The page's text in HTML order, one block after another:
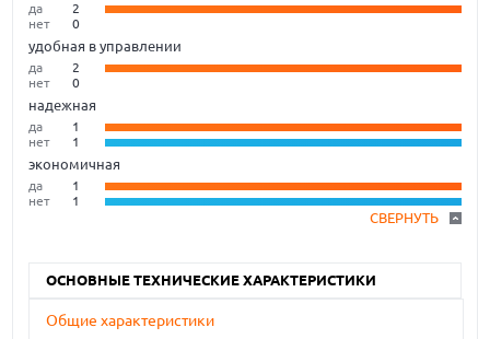
да
2
нет
0
удобная в управлении
да
2
нет
0
надежная
да
1
нет
1
экономичная
да
1
нет
1
СВЕРНУТЬ
ОСНОВНЫЕ ТЕХНИЧЕСКИЕ ХАРАКТЕРИСТИКИ
Общие характеристики